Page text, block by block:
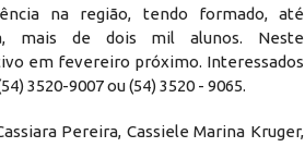
na região, tendo formado, até
mais de dois mil alunos. Neste
em fevereiro próximo. Interessados
3520-9007 ou (54) 3520 - 9065.
Pereira, Cassiele Marina Kruger,